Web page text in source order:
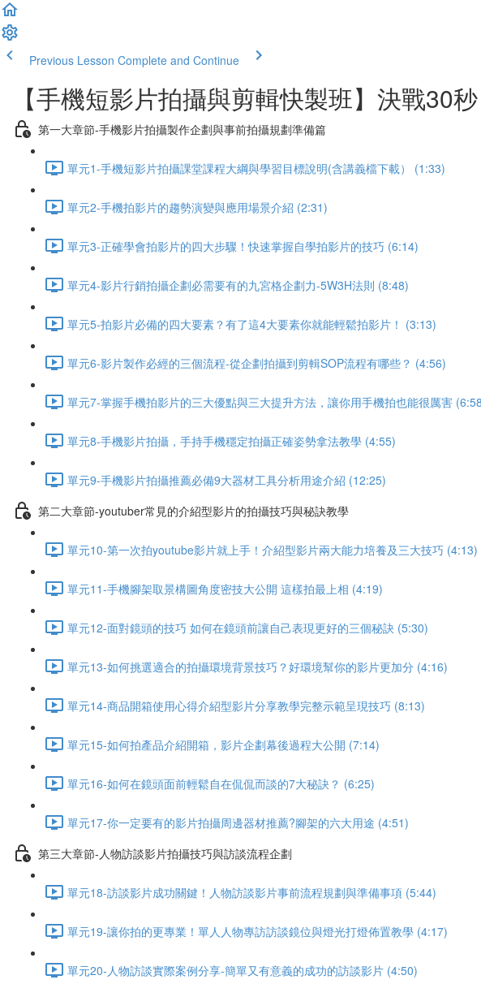
Previous Lesson Complete and Continue
【手機短影片拍攝與剪輯快製班】決戰30
第一大章節-手機影片拍攝製作企劃與事前拍攝規劃準備篇
單元1-手機短影片拍攝課堂課程大綱與學習目標說明(含講義檔下載） (1:33)
單元2-手機拍影片的趨勢演變與應用場景介紹 (2:31)
單元3-正確學會拍影片的四大步驟！快速掌握自學拍影片的技巧 (6:14)
單元4-影片行銷拍攝企劃必需要有的九宮格企劃力-5W3H法則 (8:48)
單元5-拍影片必備的四大要素？有了這4大要素你就能輕鬆拍影片！ (3:13)
單元6-影片製作必經的三個流程-從企劃拍攝到剪輯SOP流程有哪些？ (4:56)
單元7-掌握手機拍影片的三大優點與三大提升方法，讓你用手機拍也能很厲害
單元8-手機影片拍攝，手持手機穩定拍攝正確姿勢拿法教學 (4:55)
單元9-手機影片拍攝推薦必備9大器材工具分析用途介紹 (12:25)
第二大章節-youtuber常見的介紹型影片的拍攝技巧與秘訣教學
單元10-第一次拍youtube影片就上手！介紹型影片兩大能力培養及三大技巧 (4:13)
單元11-手機腳架取景構圖角度密技大公開 這樣拍最上相 (4:19)
單元12-面對鏡頭的技巧 如何在鏡頭前讓自己表現更好的三個秘訣 (5:30)
單元13-如何挑選適合的拍攝環境背景技巧？好環境幫你的影片更加分 (4:16)
單元14-商品開箱使用心得介紹型影片分享教學完整示範呈現技巧 (8:13)
單元15-如何拍產品介紹開箱，影片企劃幕後過程大公開 (7:14)
單元16-如何在鏡頭面前輕鬆自在侃侃而談的7大秘訣？ (6:25)
單元17-你一定要有的影片拍攝周邊器材推薦?腳架的六大用途 (4:51)
第三大章節-人物訪談影片拍攝技巧與訪談流程企劃
單元18-訪談影片成功關鍵！人物訪談影片事前流程規劃與準備事項 (5:44)
單元19-讓你拍的更專業！單人人物專訪訪談鏡位與燈光打燈佈置教學 (4:17)
單元20-人物訪談實際案例分享-簡單又有意義的成功的訪談影片 (4:50)